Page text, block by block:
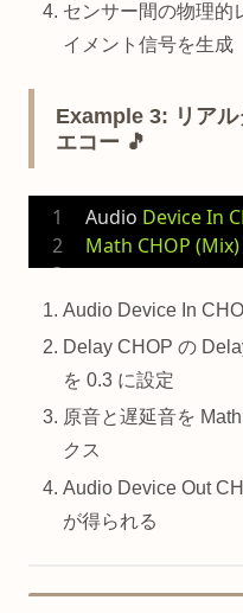
センサー間の物理的
イメント信号を生成
Example 3: リアル
エコー 🎵
Audio Device In
Math CHOP
Audio Device In
Delay CHOP の
を 0.3 に設定
原音と遅延音を
クス
Audio Device Out
が得られる